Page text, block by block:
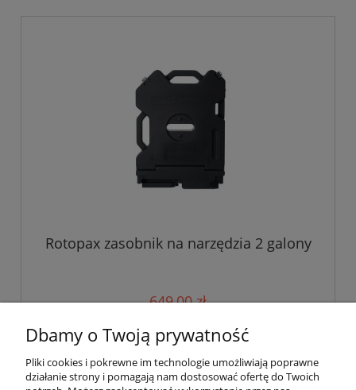
Rotopax zasobnik na narzędzia 2 galony
649,00 zł
Cena netto: 527,64 zł
do koszyka
Dbamy o Twoją prywatność
Pliki cookies i pokrewne im technologie umożliwiają poprawne
działanie strony i pomagają nam dostosować ofertę do Twoich